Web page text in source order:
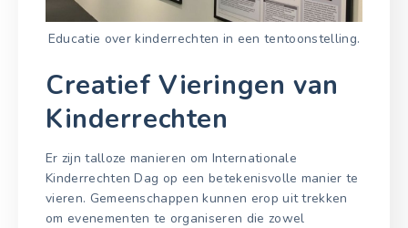
Educatie over kinderrechten in een tentoonstelling.
Creatief Vieringen van
Kinderrechten
Er zijn talloze manieren om Internationale
Kinderrechten Dag op een betekenisvolle manier te
vieren. Gemeenschappen kunnen erop uit trekken
om evenementen te organiseren die zowel